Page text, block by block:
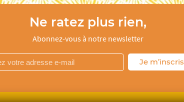
Ne ratez plus rien,
Abonnez-vous à notre newsletter
Je m’inscris